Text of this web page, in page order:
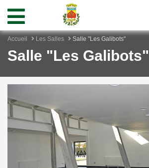
Accueil Les Salles Salle "Les Galibots"
Salle "Les Galibots"